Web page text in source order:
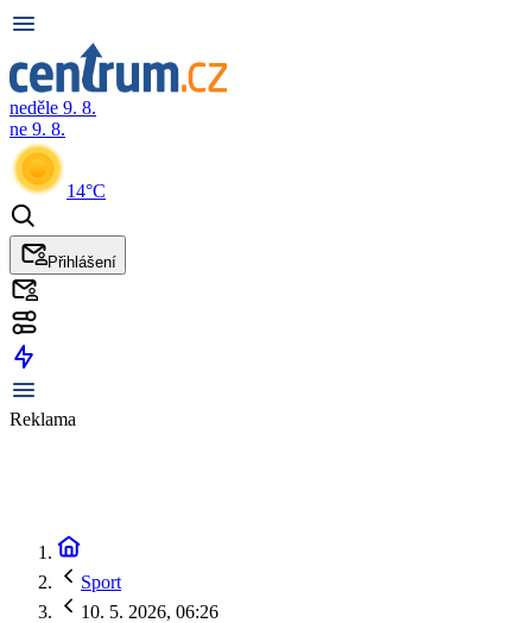
neděle 9. 8.
ne 9. 8.
14°C
Přihlášení
Reklama
Sport
10. 5. 2026, 06:26